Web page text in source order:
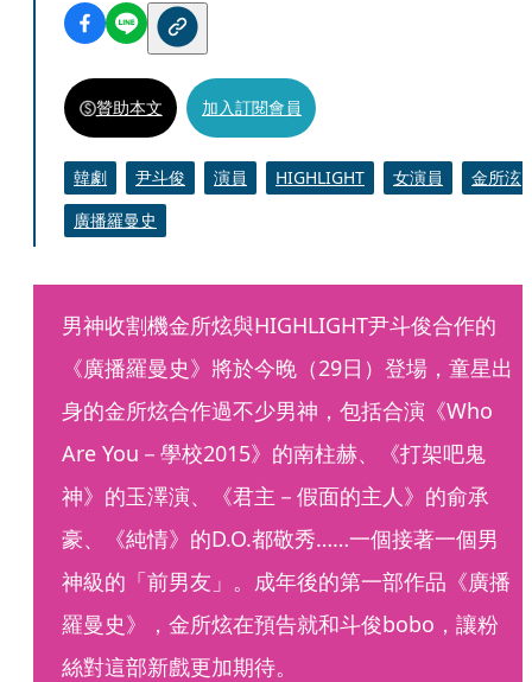
贊助本文 加入訂閱會員
韓劇 尹斗俊 演員 HIGHLIGHT 女演員
金所泫
廣播羅曼史
男神收割機金所炫與HIGHLIGHT尹斗俊合作的
《廣播羅曼史》將於今晚（29日）登場，童星出
身的金所炫合作過不少男神，包括合演《Who
Are You－學校2015》的南柱赫、《打架吧鬼
神》的玉澤演、《君主－假面的主人》的俞承
豪、《純情》的D.O.都敬秀……一個接著一個男
神級的「前男友」。成年後的第一部作品《廣播
羅曼史》，金所炫在預告就和斗俊bobo，讓粉
絲對這部新戲更加期待。